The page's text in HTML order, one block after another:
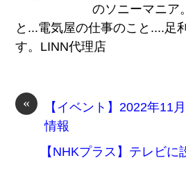
のソニーマニア
と...電気屋の仕事のこと....足
す。LINN代理店
«
【イベント】2022年11
情報
【NHKプラス】テレビに